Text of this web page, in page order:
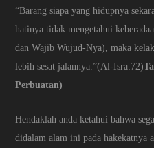
“Barang siapa yang hidupnya
hatinya tidak mengetahui
dan Wajib Wujud-Nya), maka
lebih sesat jalannya.”(Al-Isra:72)
Perbuatan)
Hendaklah anda ketahui bahwa
didalam alam ini pada hakekatnya